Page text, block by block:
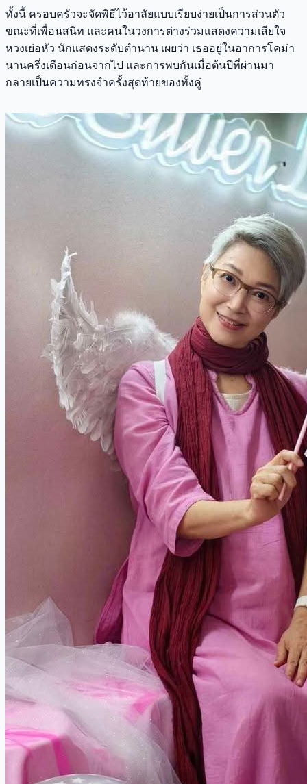
ทั้งนี้ ครอบครัวจะจัดพิธีไว้อาลัยแบบเรียบง่ายเป็นการส่วนตัว
ขณะที่เพื่อนสนิท และคนในวงการต่างร่วมแสดงความเสียใจ
หวงเย่อหัว นักแสดงระดับตำนาน เผยว่า เธออยู่ในอาการโคม่า
นานครึ่งเดือนก่อนจากไป และการพบกันเมื่อต้นปีที่ผ่านมา
กลายเป็นความทรงจำครั้งสุดท้ายของทั้งคู่